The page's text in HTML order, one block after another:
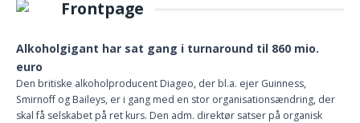
Frontpage
Alkoholgigant har sat gang i turnaround til 860 mio.
euro
Den britiske alkoholproducent Diageo, der bl.a. ejer Guinness,
Smirnoff og Baileys, er i gang med en stor organisationsændring, der
skal få selskabet på ret kurs. Den adm. direktør satser på organisk